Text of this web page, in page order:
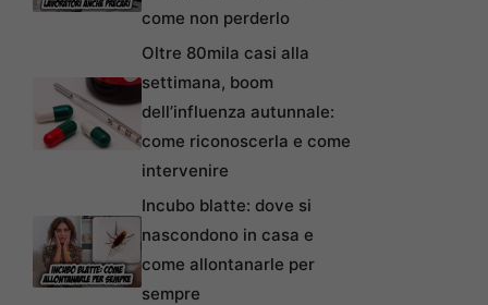
come non perderlo
Oltre 80mila casi alla
settimana, boom
dell’influenza autunnale:
come riconoscerla e come
intervenire
Incubo blatte: dove si
nascondono in casa e
come allontanarle per
sempre